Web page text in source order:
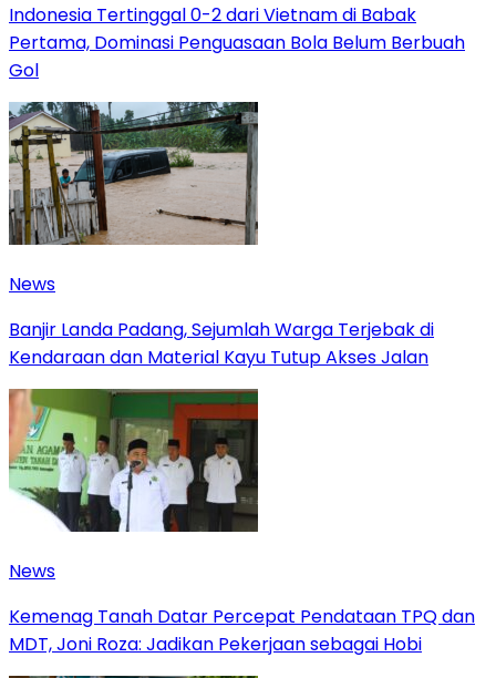
Indonesia Tertinggal 0-2 dari Vietnam di Babak
Pertama, Dominasi Penguasaan Bola Belum Berbuah
Gol
News
Banjir Landa Padang, Sejumlah Warga Terjebak di
Kendaraan dan Material Kayu Tutup Akses Jalan
News
Kemenag Tanah Datar Percepat Pendataan TPQ dan
MDT, Joni Roza: Jadikan Pekerjaan sebagai Hobi